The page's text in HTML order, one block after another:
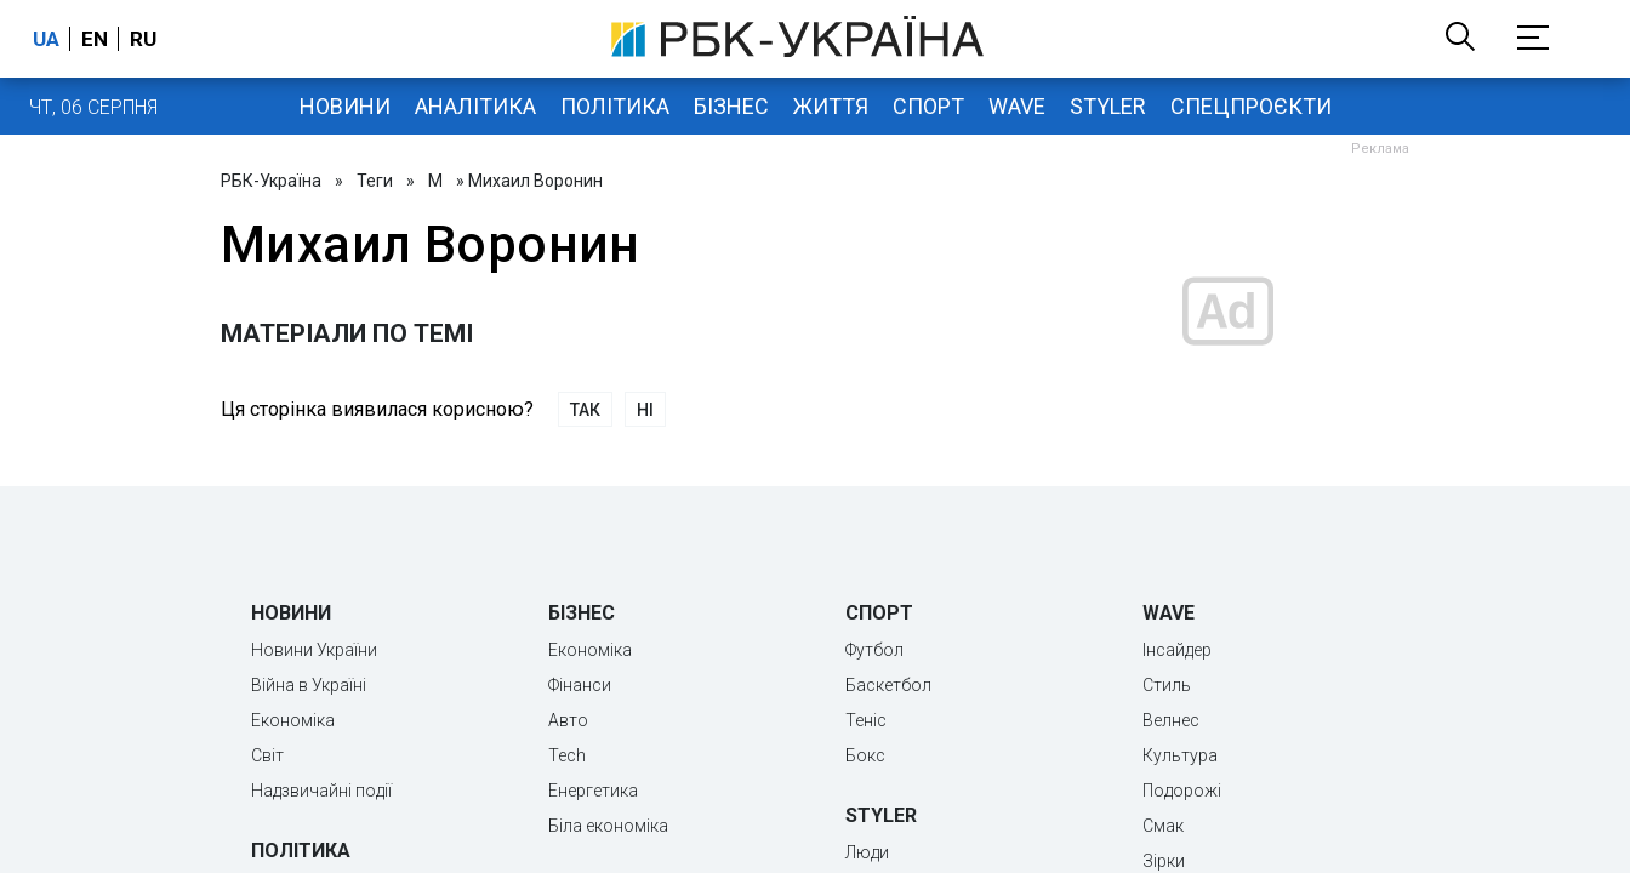
UA EN RU
ЧТ, 06 СЕРПНЯ НОВИНИ АНАЛІТИКА ПОЛІТИКА БІЗНЕС ЖИТТЯ СПОРТ WAVE STYLER СПЕЦПРОЄКТИ
РБК-Україна » Теги » М » Михаил Воронин
Михаил Воронин
МАТЕРІАЛИ ПО ТЕМІ
Ця сторінка виявилася корисною? ТАК НІ
НОВИНИ
Новини України
Війна в Україні
Економіка
Світ
Надзвичайні події
ПОЛІТИКА
БІЗНЕС
Економіка
Фінанси
Авто
Tech
Енергетика
Біла економіка
СПОРТ
Футбол
Баскетбол
Теніс
Бокс
STYLER
Люди
WAVE
Інсайдер
Стиль
Велнес
Культура
Подорожі
Смак
Зірки